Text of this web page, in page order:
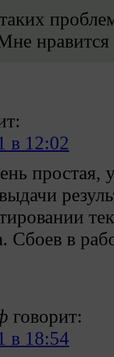
нравится
в 12:02
простая,
Сбоев в
говорит:
в 18:54